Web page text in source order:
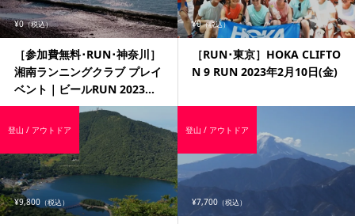
¥0（税込）
［参加費無料･RUN･神奈川］
湘南ランニングクラブ プレイ
ベント｜ビールRUN 2023...
¥0（税込）
［RUN･東京］HOKA CLIFTO
N 9 RUN 2023年2月10日(金)
¥9,800 （税込）
登山 / アウトドア
¥7,700 （税込）
登山 / アウトドア